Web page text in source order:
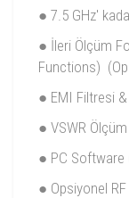
● 7.5 GHz'
● İleri Ölçüm
Functions)
● EMI Filtresi
● VSWR
● PC Software
● Opsiyonel